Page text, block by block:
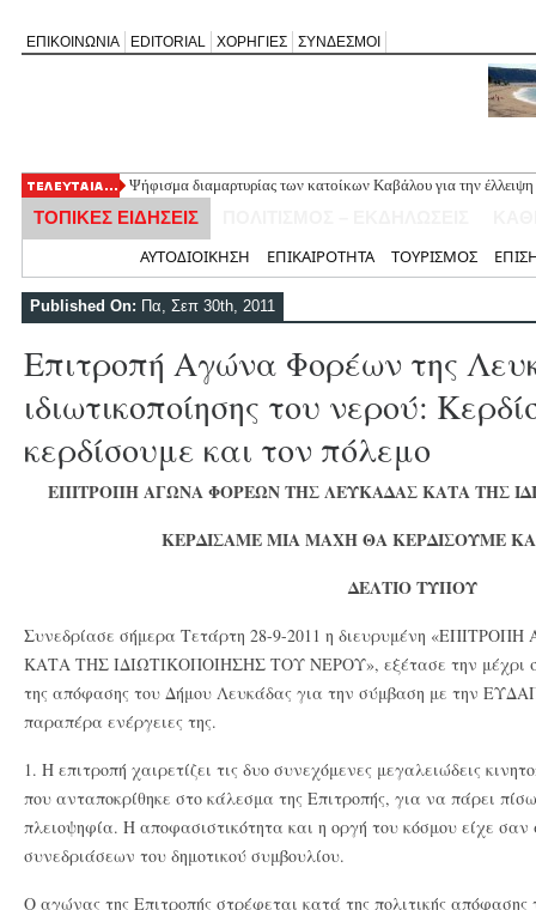
ΕΠΙΚΟΙΝΩΝΙΑ EDITORIAL ΧΟΡΗΓΙΕΣ ΣΥΝΔΕΣΜΟΙ
Ψήφισμα διαμαρτυρίας των κατοίκων Καβάλου για την έλλειψη
«Έφυγε» σε ηλικία 74 ετών ο ηθοποιός Νίκος Καλογερόπουλος
Η Λευκάδα τίμησε τον δικό της Ηλία Λογοθέτη σε μια βραδιά
Θεία Λειτουργία για τους απόδημους Αλεξανδρίτες στον Άγιο
ΤΟΠΙΚΕΣ ΕΙΔΗΣΕΙΣ
ΑΥΤΟΔΙΟΙΚΗΣΗ ΕΠΙΚΑΙΡΟΤΗΤΑ ΤΟΥΡΙΣΜΟΣ
Published On: Πα, Σεπ 30th, 2011
Επιτροπή Αγώνα Φορέων της
ιδιωτικοποίησης του νερού:
κερδίσουμε και τον πόλεμο
ΕΠΙΤΡΟΠΗ ΑΓΩΝΑ ΦΟΡΕΩΝ ΤΗΣ ΛΕΥΚΑΔΑΣ ΚΑΤΑ ΤΗΣ
ΚΕΡΔΙΣΑΜΕ ΜΙΑ ΜΑΧΗ ΘΑ ΚΕΡΔΙΣΟΥΜΕ
ΔΕΛΤΙΟ ΤΥΠΟΥ
Συνεδρίασε σήμερα Τετάρτη 28-9-2011 η διευρυμένη
ΚΑΤΑ ΤΗΣ ΙΔΙΩΤΙΚΟΠΟΙΗΣΗΣ ΤΟΥ ΝΕΡΟΥ», εξέτασε την μέχρι
της απόφασης του Δήμου Λευκάδας για την σύμβαση με την
παραπέρα ενέργειες της.
1. Η επιτροπή χαιρετίζει τις δυο συνεχόμενες μεγαλειώδεις
που ανταποκρίθηκε στο κάλεσμα της Επιτροπής, για να πάρει
πλειοψηφία. Η αποφασιστικότητα και η οργή του κόσμου είχε
συνεδριάσεων του δημοτικού συμβουλίου.
Ο αγώνας της Επιτροπής στρέφεται κατά της πολιτικής απόφασης